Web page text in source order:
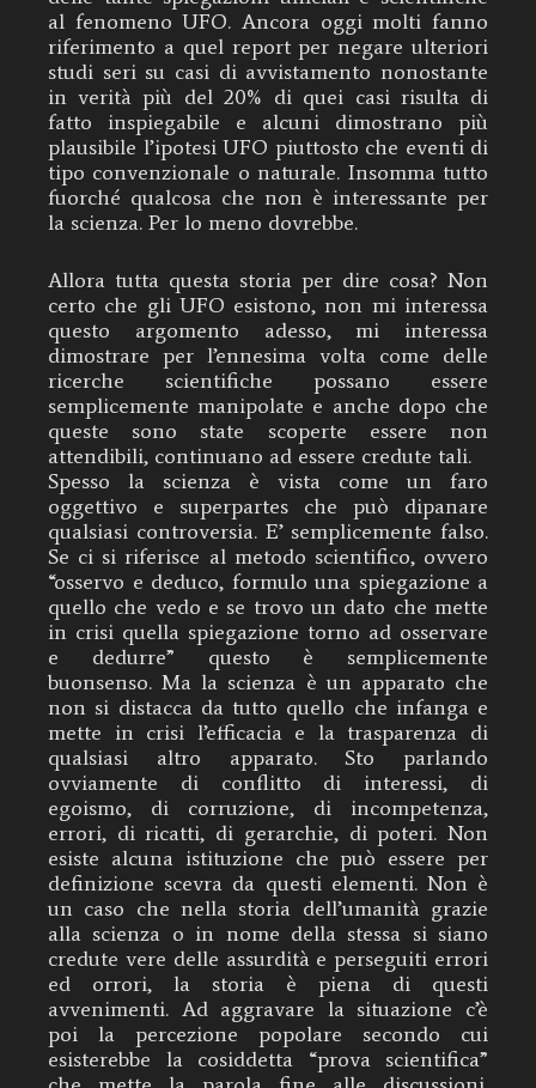
al fenomeno UFO. Ancora oggi molti fanno
riferimento a quel report per negare ulteriori
studi seri su casi di avvistamento nonostante
in verità più del 20% di quei casi risulta di
fatto inspiegabile e alcuni dimostrano più
plausibile l’ipotesi UFO piuttosto che eventi di
tipo convenzionale o naturale. Insomma tutto
fuorché qualcosa che non è interessante per
la scienza. Per lo meno dovrebbe.
Allora tutta questa storia per dire cosa? Non
certo che gli UFO esistono, non mi interessa
questo argomento adesso, mi interessa
dimostrare per l’ennesima volta come delle
ricerche scientifiche possano essere
semplicemente manipolate e anche dopo che
queste sono state scoperte essere non
attendibili, continuano ad essere credute tali.
Spesso la scienza è vista come un faro
oggettivo e superpartes che può dipanare
qualsiasi controversia. E’ semplicemente falso.
Se ci si riferisce al metodo scientifico, ovvero
“osservo e deduco, formulo una spiegazione a
quello che vedo e se trovo un dato che mette
in crisi quella spiegazione torno ad osservare
e dedurre” questo è semplicemente
buonsenso. Ma la scienza è un apparato che
non si distacca da tutto quello che infanga e
mette in crisi l’efficacia e la trasparenza di
qualsiasi altro apparato. Sto parlando
ovviamente di conflitto di interessi, di
egoismo, di corruzione, di incompetenza,
errori, di ricatti, di gerarchie, di poteri. Non
esiste alcuna istituzione che può essere per
definizione scevra da questi elementi. Non è
un caso che nella storia dell’umanità grazie
alla scienza o in nome della stessa si siano
credute vere delle assurdità e perseguiti errori
ed orrori, la storia è piena di questi
avvenimenti. Ad aggravare la situazione c’è
poi la percezione popolare secondo cui
esisterebbe la cosiddetta “prova scientifica”